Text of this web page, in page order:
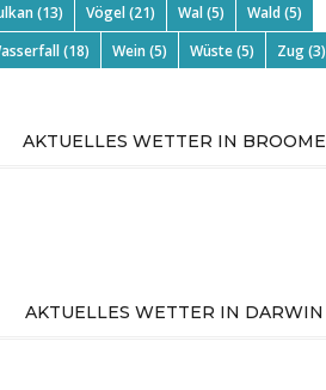
(13) Vögel(21) Wal(5) Wald (5)
(18) Wein (5) Wüste(5) Zug(3)
AKTUELLES WETTER IN BROOME
AKTUELLES WETTER IN DARWIN